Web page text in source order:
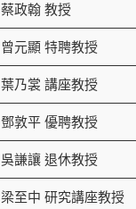
蔡政翰 教授
曾元顯 特聘教授
葉乃裳 講座教授
鄧敦平 優聘教授
吳謙讓 退休教授
梁至中 研究講座教授